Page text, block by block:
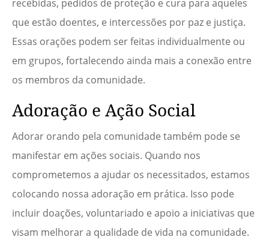
recebidas, pedidos de proteção e cura para aqueles
que estão doentes, e intercessões por paz e justiça.
Essas orações podem ser feitas individualmente ou
em grupos, fortalecendo ainda mais a conexão entre
os membros da comunidade.
Adoração e Ação Social
Adorar orando pela comunidade também pode se
manifestar em ações sociais. Quando nos
comprometemos a ajudar os necessitados, estamos
colocando nossa adoração em prática. Isso pode
incluir doações, voluntariado e apoio a iniciativas que
visam melhorar a qualidade de vida na comunidade.